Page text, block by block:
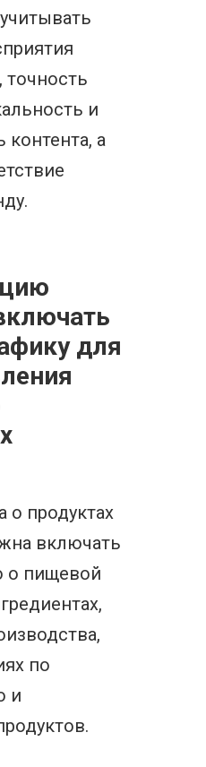
и
контента, а
для
о продуктах
включать
о пищевой
по
и